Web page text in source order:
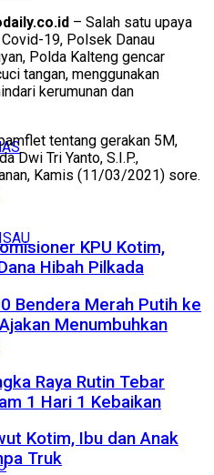
– Salah satu upaya
19, Polsek Danau
Polda Kalteng gencar
tangan, menggunakan
kerumunan dan
tentang gerakan 5M,
Dwi Tri Yanto, S.I.P.,
Kamis (11/03/2021) sore.
KPU Kotim,
Hibah Pilkada
Bendera Merah Putih ke
Menumbuhkan
Raya Rutin Tebar
1 Hari 1 Kebaikan
Kotim, Ibu dan Anak
Truk